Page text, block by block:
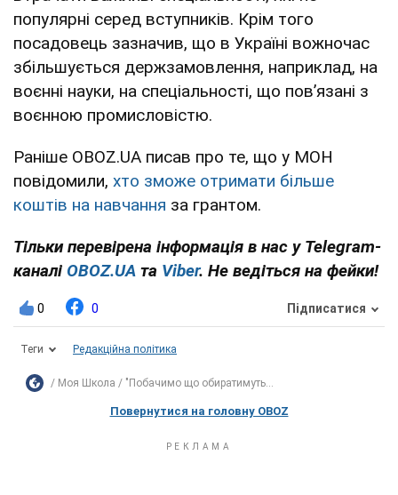
популярні серед вступників. Крім того
посадовець зазначив, що в Україні вожночас
збільшується держзамовлення, наприклад, на
воєнні науки, на спеціальності, що пов’язані з
воєнною промисловістю.
Раніше OBOZ.UA писав про те, що у МОН
повідомили, хто зможе отримати більше
коштів на навчання за грантом.
Тільки перевірена інформація в нас у Telegram-
каналі OBOZ.UA та Viber. Не ведіться на фейки!
0 0 Підписатися
Теги Редакційна політика
Моя Школа "Побачимо що обиратимуть...
Повернутися на головну OBOZ